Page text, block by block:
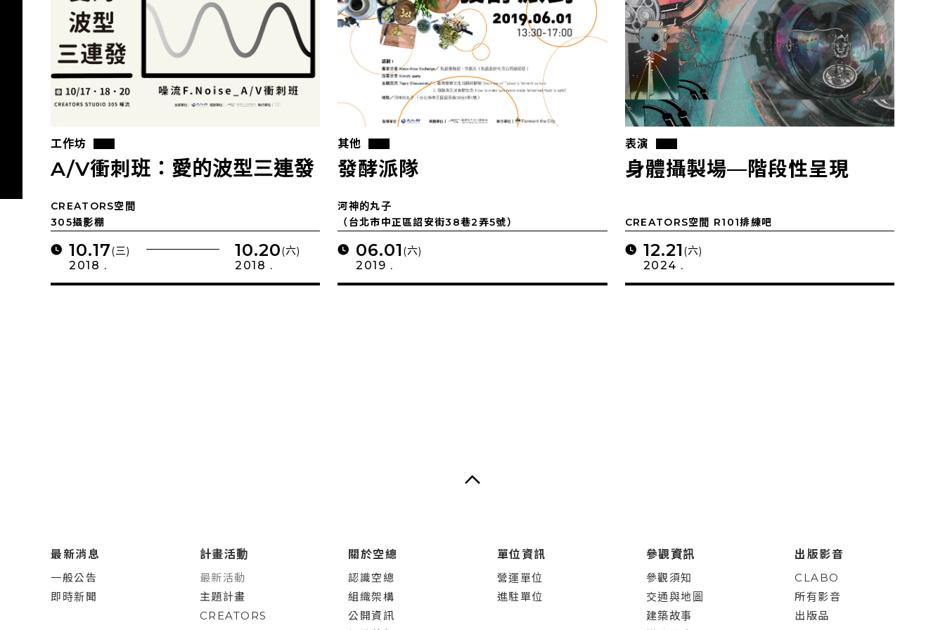
工作坊
A/V衝刺班：愛的波型三連發
CREATORS空間
305攝影棚
10.17(三)
2018 .
10.20(六)
2018 .
其他
發酵派隊
河神的丸子
（台北市中正區詔安街38巷2弄5號）
06.01 (六)
2019 .
表演
身體攝製場—階段性呈現
CREATORS空間 R101排練吧
12.21 (六)
2024 .
最新消息
一般公告
即時新聞
計畫活動
最新活動
主題計畫
CREATORS
關於空總
認識空總
組織架構
公開資訊
單位資訊
營運單位
進駐單位
參觀資訊
參觀須知
交通與地圖
建築故事
出版影音
CLABO
所有影音
出版品